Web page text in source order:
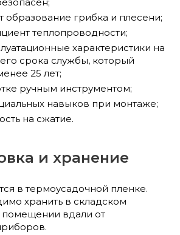
образование грибка и плесени;
теплопроводности;
характеристики на
срока службы, который
25 лет;
ручным инструментом;
навыков при монтаже;
на сжатие.
и хранение
в термоусадочной пленке.
хранить в складском
вдали от